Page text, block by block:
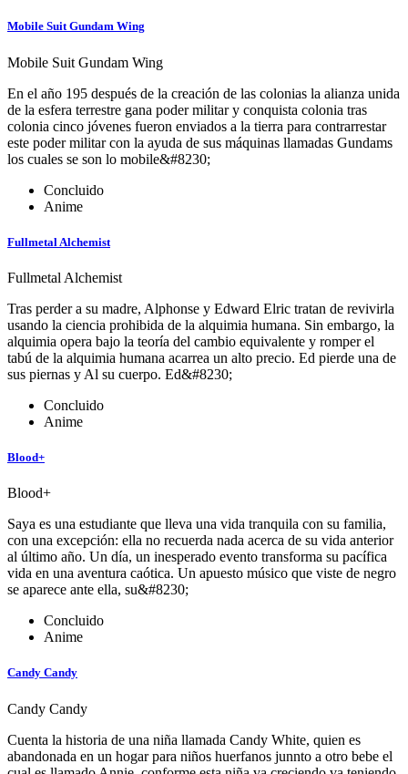
Mobile Suit Gundam Wing
Mobile Suit Gundam Wing
En el año 195 después de la creación de las colonias la alianza unida
de la esfera terrestre gana poder militar y conquista colonia tras
colonia cinco jóvenes fueron enviados a la tierra para contrarrestar
este poder militar con la ayuda de sus máquinas llamadas Gundams
los cuales se son lo mobile&#8230;
Concluido
Anime
Fullmetal Alchemist
Fullmetal Alchemist
Tras perder a su madre, Alphonse y Edward Elric tratan de revivirla
usando la ciencia prohibida de la alquimia humana. Sin embargo, la
alquimia opera bajo la teoría del cambio equivalente y romper el
tabú de la alquimia humana acarrea un alto precio. Ed pierde una de
sus piernas y Al su cuerpo. Ed&#8230;
Concluido
Anime
Blood+
Blood+
Saya es una estudiante que lleva una vida tranquila con su familia,
con una excepción: ella no recuerda nada acerca de su vida anterior
al último año. Un día, un inesperado evento transforma su pacífica
vida en una aventura caótica. Un apuesto músico que viste de negro
se aparece ante ella, su&#8230;
Concluido
Anime
Candy Candy
Candy Candy
Cuenta la historia de una niña llamada Candy White, quien es
abandonada en un hogar para niños huerfanos junnto a otro bebe el